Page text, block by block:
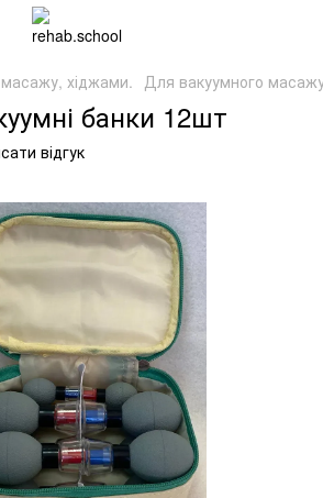
хіджами. Для вакуумного
банки 12шт
відгук